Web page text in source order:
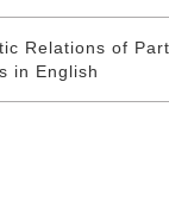
Relations of
in English